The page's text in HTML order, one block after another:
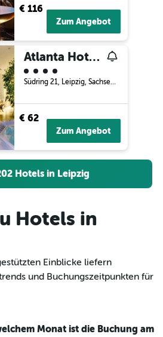
€ 116
Zum Angebot
Atlanta Hotel Leipzig
Bewertungskategorie 4
Südring 21, Leipzig, Sachsen, Deutschland
€ 62
Zum Angebot
Hotels in Leipzig
Hotels in
Einblicke liefern
und Buchungszeitpunkten für
Monat ist die Buchung am